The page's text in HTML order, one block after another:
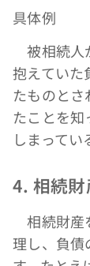
具体例
被相続人
抱えていた
たものと
たことを
しまってい
4. 相続
相続財産
理し、負債